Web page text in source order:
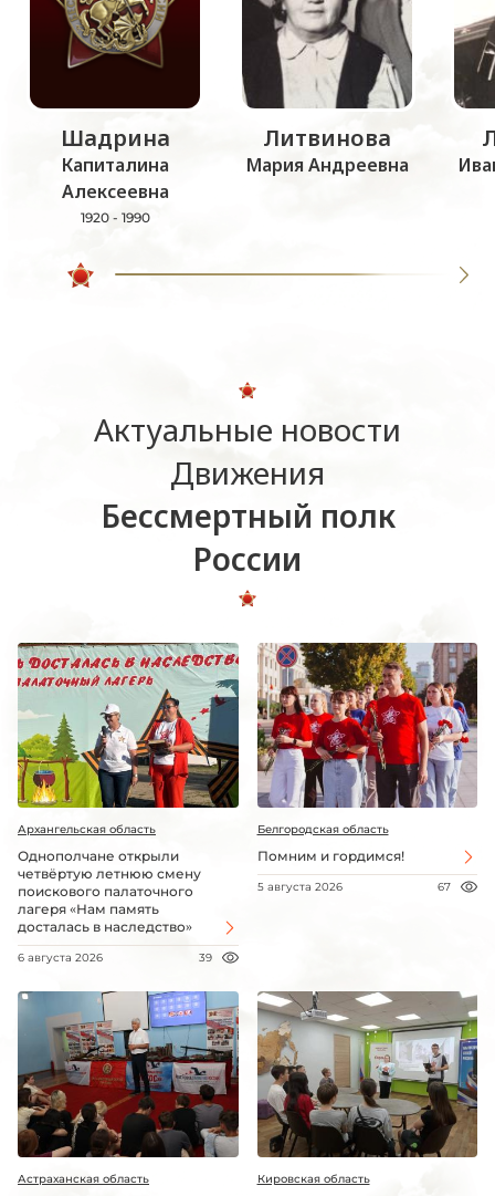
Шадрина
Капиталина
Алексеевна
1920 - 1990
Литвинова
Мария Андреевна
Актуальные новости
Движения
Бессмертный полк
России
Архангельская область
Однополчане открыли
четвёртую летнюю смену
поискового палаточного
лагеря «Нам память
досталась в наследство»
6 августа 2026 39
Белгородская область
Помним и гордимся!
5 августа 2026 67
Астраханская область Кировская область